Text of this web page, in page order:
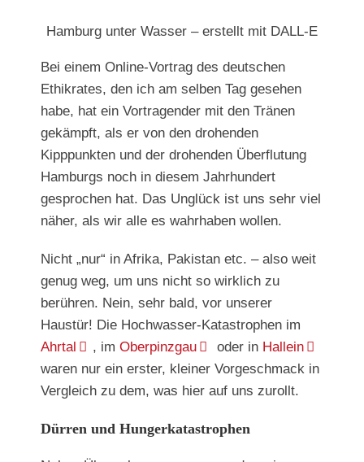
Hamburg unter Wasser – erstellt mit DALL-E
Bei einem Online-Vortrag des deutschen
Ethikrates, den ich am selben Tag gesehen
habe, hat ein Vortragender mit den Tränen
gekämpft, als er von den drohenden
Kipppunkten und der drohenden Überflutung
Hamburgs noch in diesem Jahrhundert
gesprochen hat. Das Unglück ist uns sehr viel
näher, als wir alle es wahrhaben wollen.
Nicht „nur“ in Afrika, Pakistan etc. – also weit
genug weg, um uns nicht so wirklich zu
berühren. Nein, sehr bald, vor unserer
Haustür! Die Hochwasser-Katastrophen im
Ahrtal
, im Oberpinzgau oder in Hallein
waren nur ein erster, kleiner Vorgeschmack in
Vergleich zu dem, was hier auf uns zurollt.
Dürren und Hungerkatastrophen